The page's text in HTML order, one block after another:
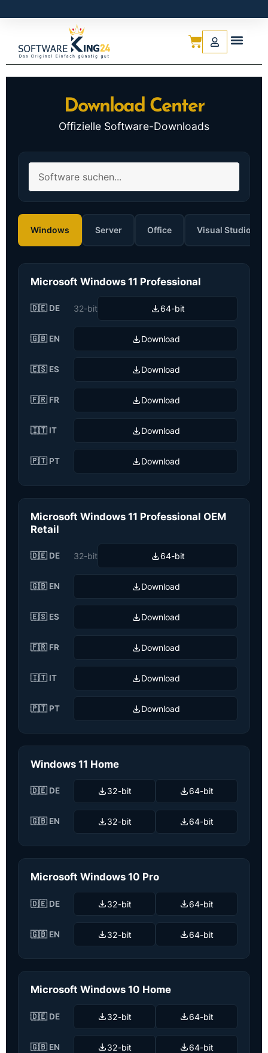
Download Center
Offizielle Software-Downloads
Windows Server Office Visual Studio
Microsoft Windows 11 Professional
🇩🇪 DE 32-bit 64-bit
🇬🇧 EN Download
🇪🇸 ES Download
🇫🇷 FR Download
🇮🇹 IT Download
🇵🇹 PT Download
Microsoft Windows 11 Professional OEM
Retail
🇩🇪 DE 32-bit 64-bit
🇬🇧 EN Download
🇪🇸 ES Download
🇫🇷 FR Download
🇮🇹 IT Download
🇵🇹 PT Download
Windows 11 Home
🇩🇪 DE 32-bit 64-bit
🇬🇧 EN 32-bit 64-bit
Microsoft Windows 10 Pro
🇩🇪 DE 32-bit 64-bit
🇬🇧 EN 32-bit 64-bit
Microsoft Windows 10 Home
🇩🇪 DE 32-bit 64-bit
🇬🇧 EN 32-bit 64-bit